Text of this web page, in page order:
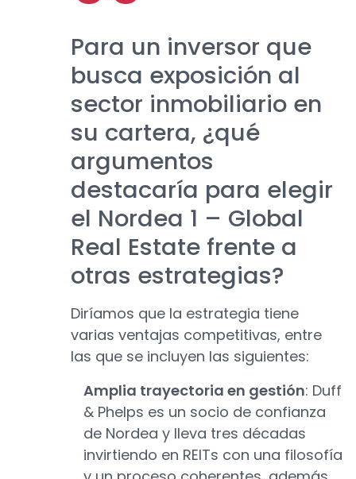
Para un inversor que
busca exposición al
sector inmobiliario en
su cartera, ¿qué
argumentos
destacaría para elegir
el Nordea 1 – Global
Real Estate frente a
otras estrategias?
Diríamos que la estrategia tiene
varias ventajas competitivas, entre
las que se incluyen las siguientes:
Amplia trayectoria en gestión: Duff
& Phelps es un socio de confianza
de Nordea y lleva tres décadas
invirtiendo en REITs con una filosofía